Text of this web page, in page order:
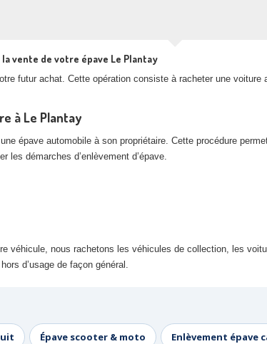
vente de votre épave Le Plantay
futur achat. Cette opération consiste à racheter une
à Le Plantay
épave automobile à son propriétaire. Cette procédure
les démarches d’enlèvement d’épave.
véhicule, nous rachetons les véhicules de collection, les
d’usage de façon général.
Épave scooter & moto Enlèvement épave